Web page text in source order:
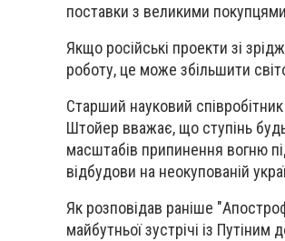
поставки з великими покупцями
Якщо російські проекти зі
роботу, це може збільшити
Старший науковий
Штойер вважає, що ступінь
масштабів припинення вогню
відбудови на неокупованій
Як розповідав раніше
майбутньої зустрічі із Путіним